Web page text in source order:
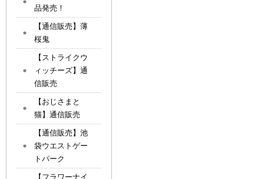
品発売！
【通信販売】薄
桜鬼
【ストライクウ
ィッチーズ】通
信販売
【おじさまと
猫】通信販売
【通信販売】池
袋ウエストゲー
トパーク
【フラワーナイ